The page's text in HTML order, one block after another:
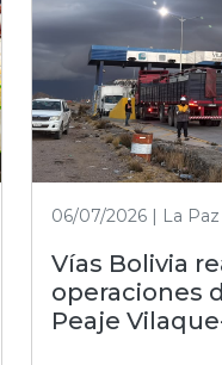
06/07/2026 | La Paz
Vías Bolivia
operaciones
Peaje